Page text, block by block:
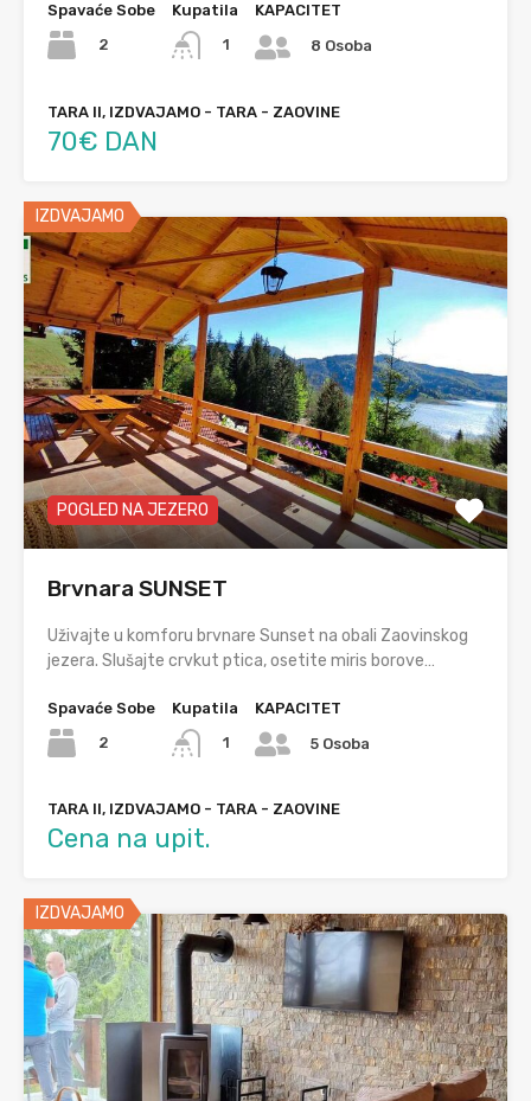
Spavaće Sobe
2
Kupatila
1
KAPACITET
8 Osoba
TARA II, IZDVAJAMO - TARA - ZAOVINE
70€ DAN
IZDVAJAMO
POGLED NA JEZERO
Brvnara SUNSET
Uživajte u komforu brvnare Sunset na obali Zaovinskog
jezera. Slušajte crvkut ptica, osetite miris borove…
Spavaće Sobe
2
Kupatila
1
KAPACITET
5 Osoba
TARA II, IZDVAJAMO - TARA - ZAOVINE
Cena na upit.
IZDVAJAMO